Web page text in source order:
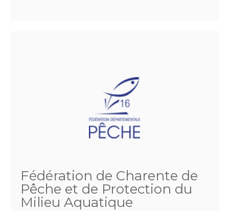
Fédération de Charente de
Pêche et de Protection du
Milieu Aquatique